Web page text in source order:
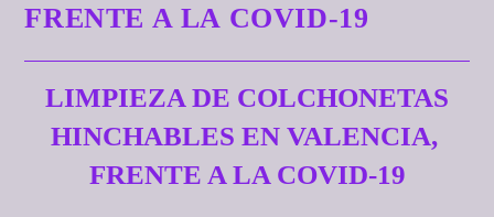
FRENTE A LA COVID-19
LIMPIEZA DE COLCHONETAS
HINCHABLES EN VALENCIA,
FRENTE A LA COVID-19